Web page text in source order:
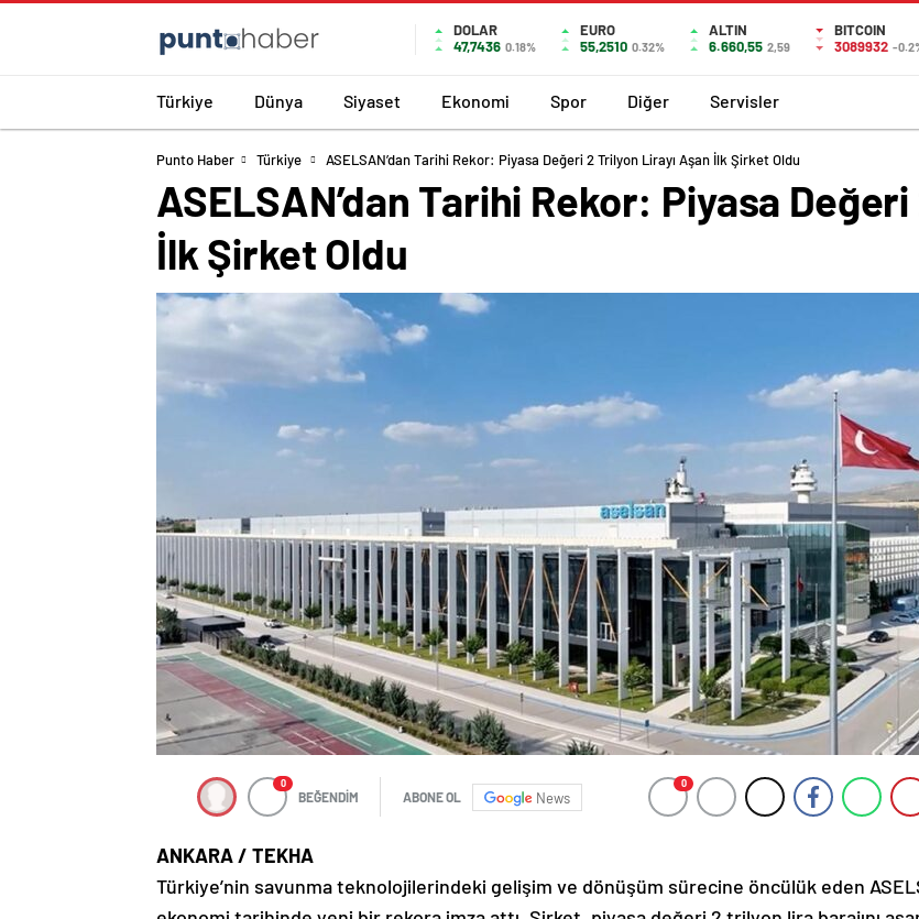
DOLAR
47,7436 0.18%
EURO
55,2510 0.32%
ALTIN
6.660,55 2,59
BITCOIN
3089932 -
Türkiye Dünya Siyaset Ekonomi Spor Diğer Servisler
Punto Haber Türkiye ASELSAN’dan Tarihi Rekor: Piyasa Değeri 2 Trilyon Lirayı Aşan İlk Şirket Oldu
ASELSAN’dan Tarihi Rekor: Piyasa
İlk Şirket Oldu
0
BEĞENDİM ABONE OL News
0
ANKARA / TEKHA
Türkiye’nin savunma teknolojilerindeki gelişim ve dönüşüm sürecine öncülük eden